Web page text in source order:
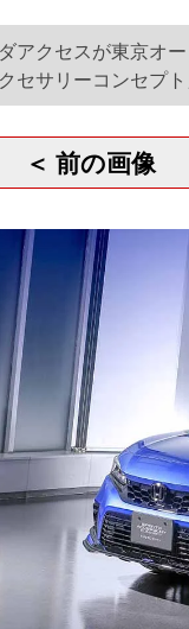
アクセスが東京オ
セサリーコンセプト
＜ 前の画像